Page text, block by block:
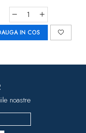
IN COS
noastre